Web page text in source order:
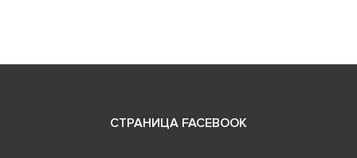
СТРАНИЦА FACEBOOK